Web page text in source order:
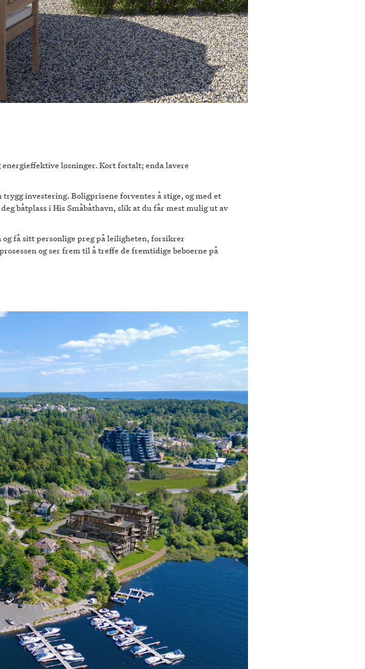
løsninger. Kort fortalt; enda lavere
investering. Boligprisene forventes å stige, og med et
båtplass i His Småbåthavn, slik at du får mest mulig ut av
få sitt personlige preg på leiligheten, forsikrer
og ser frem til å treffe de fremtidige beboerne på